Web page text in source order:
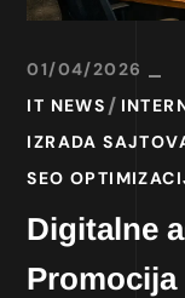
01/04/2026
IT NEWS
IZRADA
SEO
Digitalne